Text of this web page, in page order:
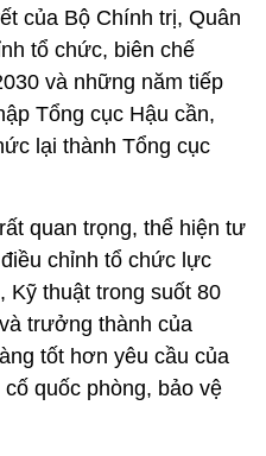
của Bộ Chính trị, Quân
tổ chức, biên chế
và những năm tiếp
Tổng cục Hậu cần,
lại thành Tổng cục
quan trọng, thể hiện tư
chỉnh tổ chức lực
Kỹ thuật trong suốt 80
trưởng thành của
tốt hơn yêu cầu của
quốc phòng, bảo vệ